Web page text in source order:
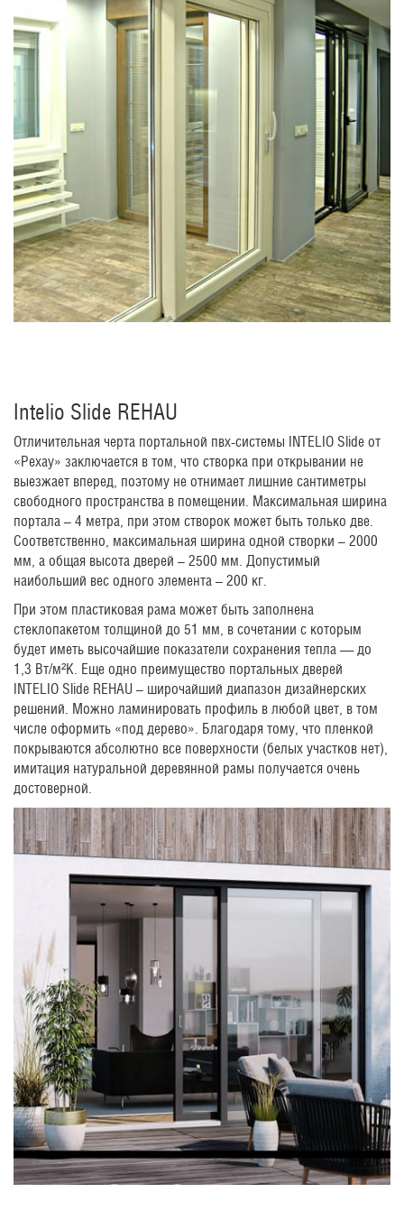
Intelio Slide REHAU
Отличительная черта портальной пвх-системы INTELIO Slide от
«Рехау» заключается в том, что створка при открывании не
выезжает вперед, поэтому не отнимает лишние сантиметры
свободного пространства в помещении. Максимальная ширина
портала – 4 метра, при этом створок может быть только две.
Соответственно, максимальная ширина одной створки – 2000
мм, а общая высота дверей – 2500 мм. Допустимый
наибольший вес одного элемента – 200 кг.
При этом пластиковая рама может быть заполнена
стеклопакетом толщиной до 51 мм, в сочетании с которым
будет иметь высочайшие показатели сохранения тепла — до
1,3 Вт/м²K. Еще одно преимущество портальных дверей
INTELIO Slide REHAU – широчайший диапазон дизайнерских
решений. Можно ламинировать профиль в любой цвет, в том
числе оформить «под дерево». Благодаря тому, что пленкой
покрываются абсолютно все поверхности (белых участков нет),
имитация натуральной деревянной рамы получается очень
достоверной.